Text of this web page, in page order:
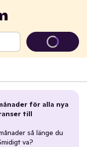
för alla nya
till
så länge du
va?